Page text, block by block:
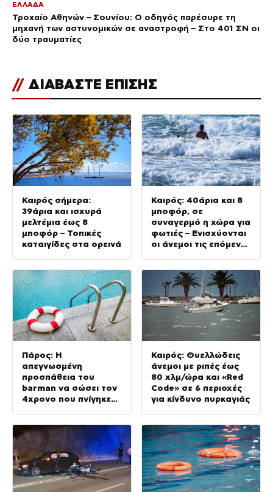
ΕΛΛΑΔΑ
Τροχαίο Αθηνών – Σουνίου: Ο οδηγός παρέσυρε τη
μηχανή των αστυνομικών σε αναστροφή – Στο 401 ΣΝ οι
δύο τραυματίες
// ΔΙΑΒΑΣΤΕ ΕΠΙΣΗΣ
Καιρός σήμερα:
39άρια και ισχυρά
μελτέμια έως 8
μποφόρ – Τοπικές
καταιγίδες στα ορεινά
Καιρός: 40άρια και 8
μποφόρ, σε
συναγερμό η χώρα για
φωτιές – Ενισχύονται
οι άνεμοι τις επόμενες
Πάρος: Η
απεγνωσμένη
προσπάθεια του
barman να σώσει τον
4χρονο που πνίγηκε
Καιρός: Θυελλώδεις
άνεμοι με ριπές έως
80 χλμ/ώρα και «Red
Code» σε 6 περιοχές
για κίνδυνο πυρκαγιάς